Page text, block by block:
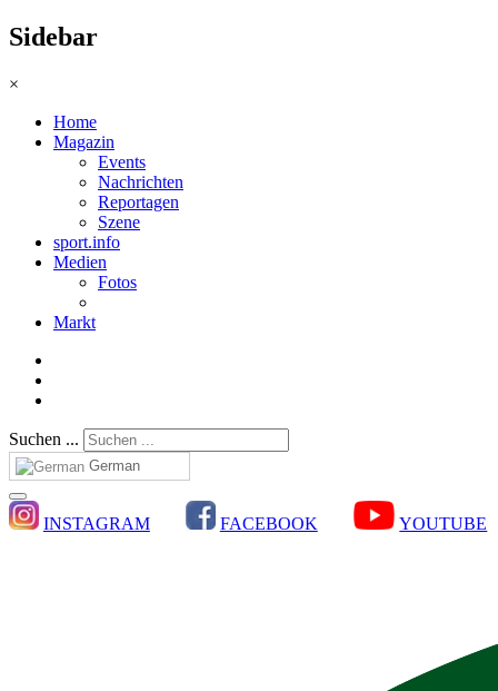
Sidebar
×
Home
Magazin
Events
Nachrichten
Reportagen
Szene
sport.info
Medien
Fotos
Markt
Suchen ...
German
INSTAGRAM FACEBOOK YOUTUBE